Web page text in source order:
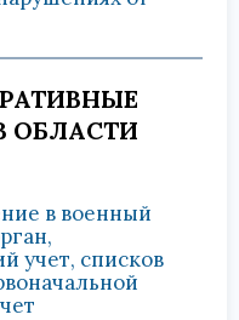
ОБЛАСТИ
в военный
учет, списков